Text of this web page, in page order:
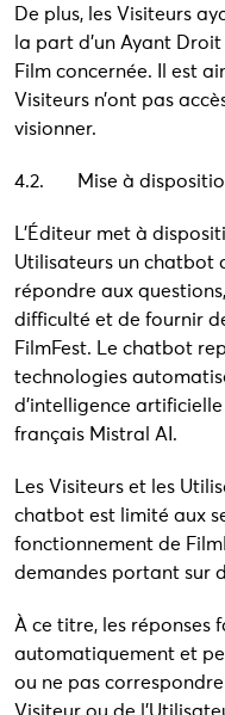
De plus, les Visiteurs
la part d’un Ayant
Film concernée. Il est
Visiteurs n’ont pas
visionner.
4.2. Mise à
L’Éditeur met à
Utilisateurs un chatbot
répondre aux
difficulté et de fournir
FilmFest. Le chatbot
technologies
d’intelligence
français Mistral AI.
Les Visiteurs et les
chatbot est limité aux
fonctionnement de
demandes portant sur
À ce titre, les réponses
automatiquement et
ou ne pas